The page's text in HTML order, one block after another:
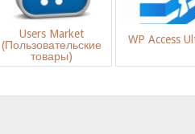
Users Market
(Пользовательские
товары)
WP Access